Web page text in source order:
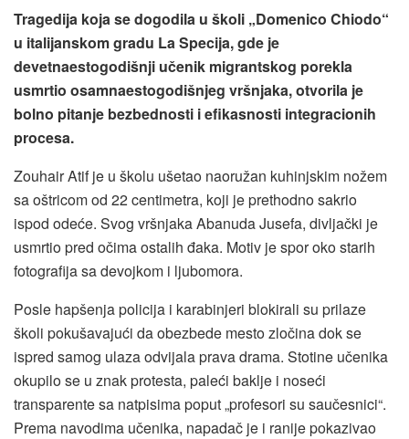
Tragedija koja se dogodila u školi „Domenico Chiodo“
u italijanskom gradu La Specija, gde je
devetnaestogodišnji učenik migrantskog porekla
usmrtio osamnaestogodišnjeg vršnjaka, otvorila je
bolno pitanje bezbednosti i efikasnosti integracionih
procesa.
Zouhair Atif je u školu ušetao naoružan kuhinjskim nožem
sa oštricom od 22 centimetra, koji je prethodno sakrio
ispod odeće. Svog vršnjaka Abanuda Jusefa, divljački je
usmrtio pred očima ostalih đaka. Motiv je spor oko starih
fotografija sa devojkom i ljubomora.
Posle hapšenja policija i karabinjeri blokirali su prilaze
školi pokušavajući da obezbede mesto zločina dok se
ispred samog ulaza odvijala prava drama. Stotine učenika
okupilo se u znak protesta, paleći baklje i noseći
transparente sa natpisima poput „profesori su saučesnici“.
Prema navodima učenika, napadač je i ranije pokazivao